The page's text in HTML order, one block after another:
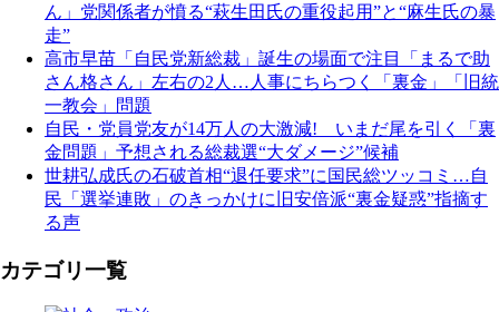
ん」党関係者が憤る“萩生田氏の重役起用”と“麻生氏の暴
走”
高市早苗「自民党新総裁」誕生の場面で注目「まるで助
さん格さん」左右の2人…人事にちらつく「裏金」「旧統
一教会」問題
自民・党員党友が14万人の大激減! いまだ尾を引く「裏
金問題」予想される総裁選“大ダメージ”候補
世耕弘成氏の石破首相“退任要求”に国民総ツッコミ…自
民「選挙連敗」のきっかけに旧安倍派“裏金疑惑”指摘す
る声
カテゴリ一覧